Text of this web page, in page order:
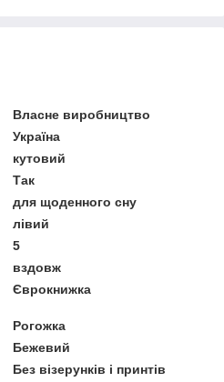
Власне виробництво
Україна
кутовий
Так
для щоденного сну
лівий
5
вздовж
Єврокнижка
Рогожка
Бежевий
Без візерунків і принтів